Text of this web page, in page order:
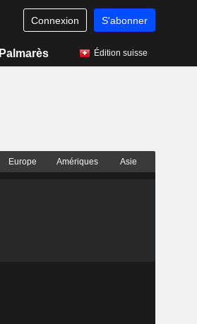
Connexion S'abonner
Palmarès Édition suisse
Europe Amériques Asie